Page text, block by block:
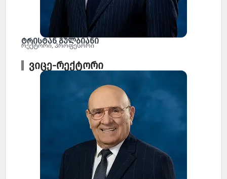
ტრისტან გულბიანი
რექტორი, პროფესორი
ვიცე-რექტორი